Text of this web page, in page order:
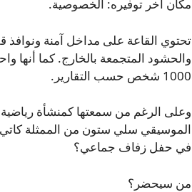
مكان آخر توفيره: الخصوصية.
تحتوي القاعة على مداخل آمنة
والحشود المتجمعة بالخارج. كما
1000 شخص حسب التقارير.
في حفل زفاف جماعي؟
من سيحضر؟